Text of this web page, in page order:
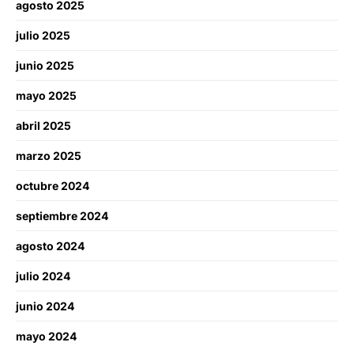
agosto 2025
julio 2025
junio 2025
mayo 2025
abril 2025
marzo 2025
octubre 2024
septiembre 2024
agosto 2024
julio 2024
junio 2024
mayo 2024